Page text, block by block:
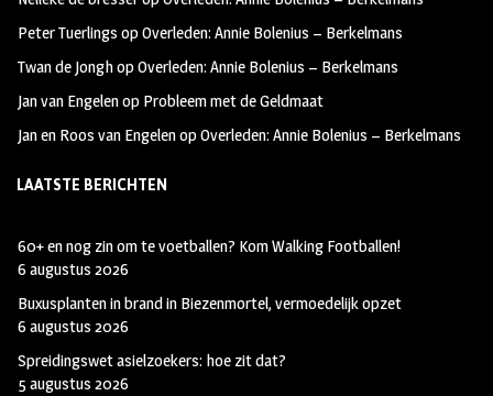
k
m
Peter Tuerlings opOverleden: Annie Bolenius – Berkelmans
Twan de JonghopOverleden: Annie Bolenius – Berkelmans
Jan van Engelenop Probleem met de Geldmaat
Jan en Roos van EngelenopOverleden: Annie Bolenius – Berkelmans
LAATSTE BERICHTEN
60+ en nog zin om te voetballen? Kom Walking Footballen!
6 augustus 2026
Buxusplanten in brand in Biezenmortel, vermoedelijk opzet
6 augustus 2026
Spreidingswet asielzoekers: hoe zit dat?
5 augustus 2026